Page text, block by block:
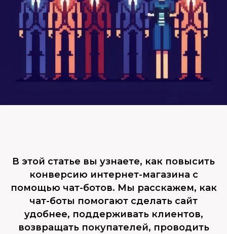
В этой статье вы узнаете, как повысить
конверсию интернет-магазина с
помощью чат-ботов. Мы расскажем, как
чат-боты помогают сделать сайт
удобнее, поддерживать клиентов,
возвращать покупателей, проводить